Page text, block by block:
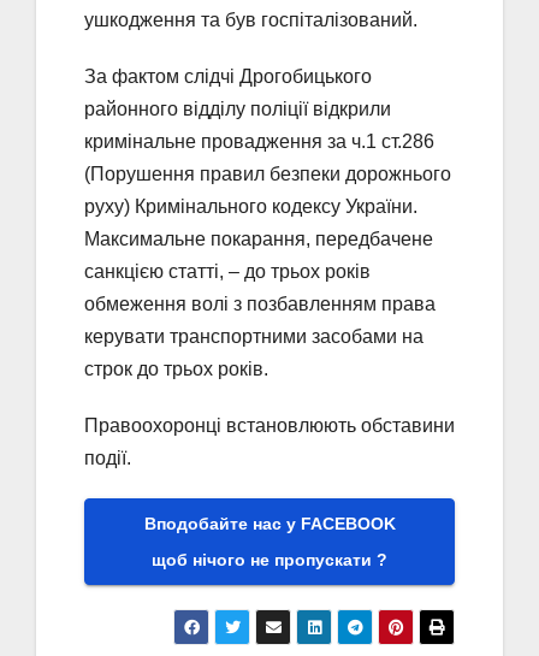
ушкодження та був госпіталізований.
За фактом слідчі Дрогобицького
районного відділу поліції відкрили
кримінальне провадження за ч.1 ст.286
(Порушення правил безпеки дорожнього
руху) Кримінального кодексу України.
Максимальне покарання, передбачене
санкцією статті, – до трьох років
обмеження волі з позбавленням права
керувати транспортними засобами на
строк до трьох років.
Правоохоронці встановлюють обставини
події.
Вподобайте нас у FACEBOOK
щоб нічого не пропускати ?